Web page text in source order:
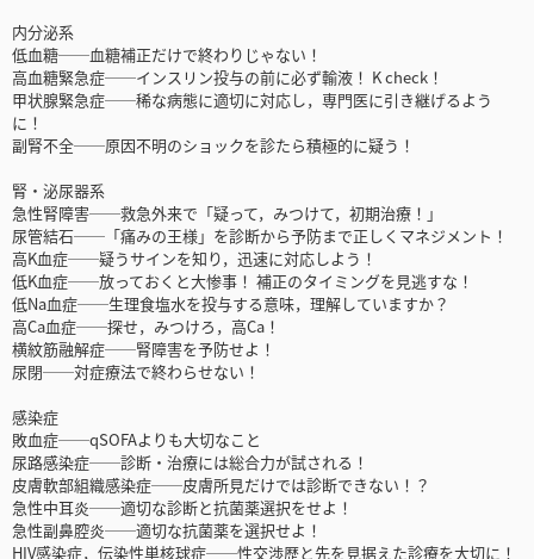
内分泌系
低血糖──血糖補正だけで終わりじゃない！
高血糖緊急症──インスリン投与の前に必ず輸液！ K check！
甲状腺緊急症──稀な病態に適切に対応し，専門医に引き継げるよう
に！
副腎不全──原因不明のショックを診たら積極的に疑う！
腎・泌尿器系
急性腎障害──救急外来で「疑って，みつけて，初期治療！」
尿管結石──「痛みの王様」を診断から予防まで正しくマネジメント！
高K血症──疑うサインを知り，迅速に対応しよう！
低K血症──放っておくと大惨事！ 補正のタイミングを見逃すな！
低Na血症──生理食塩水を投与する意味，理解していますか？
高Ca血症──探せ，みつけろ，高Ca！
横紋筋融解症──腎障害を予防せよ！
尿閉──対症療法で終わらせない！
感染症
敗血症──qSOFAよりも大切なこと
尿路感染症──診断・治療には総合力が試される！
皮膚軟部組織感染症──皮膚所見だけでは診断できない！？
急性中耳炎──適切な診断と抗菌薬選択をせよ！
急性副鼻腔炎──適切な抗菌薬を選択せよ！
HIV感染症，伝染性単核球症──性交渉歴と先を見据えた診療を大切に！